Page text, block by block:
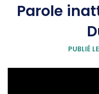
Parole
PUBLIÉ